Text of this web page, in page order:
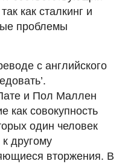
как сталкинг и
проблемы
с английского
и Пол Маллен
как совокупность
один человек
другому
вторжения. В